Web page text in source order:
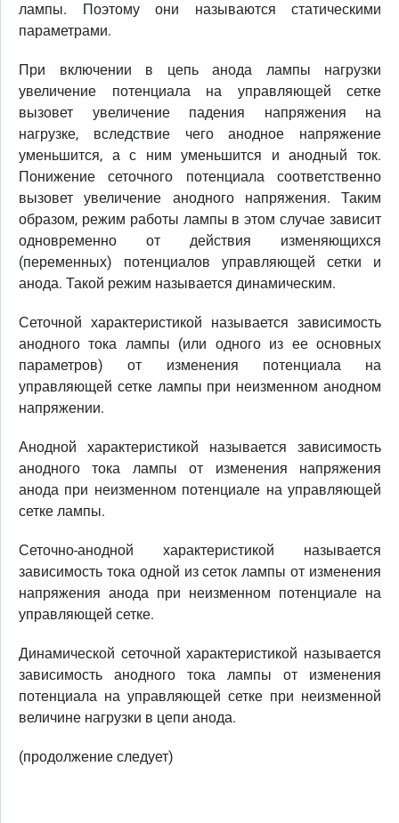
лампы. Поэтому они называются статическими
параметрами.
При включении в цепь анода лампы нагрузки
увеличение потенциала на управляющей сетке
вызовет увеличение падения напряжения на
нагрузке, вследствие чего анодное напряжение
уменьшится, а с ним уменьшится и анодный ток.
Понижение сеточного потенциала соответственно
вызовет увеличение анодного напряжения. Таким
образом, режим работы лампы в этом случае зависит
одновременно от действия изменяющихся
(переменных) потенциалов управляющей сетки и
анода. Такой режим называется динамическим.
Сеточной характеристикой называется зависимость
анодного тока лампы (или одного из ее основных
параметров) от изменения потенциала на
управляющей сетке лампы при неизменном анодном
напряжении.
Анодной характеристикой называется зависимость
анодного тока лампы от изменения напряжения
анода при неизменном потенциале на управляющей
сетке лампы.
Сеточно-анодной характеристикой называется
зависимость тока одной из сеток лампы от изменения
напряжения анода при неизменном потенциале на
управляющей сетке.
Динамической сеточной характеристикой называется
зависимость анодного тока лампы от изменения
потенциала на управляющей сетке при неизменной
величине нагрузки в цепи анода.
(продолжение следует)